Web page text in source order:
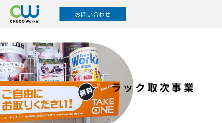
お問い合わせ
ラック取次事業